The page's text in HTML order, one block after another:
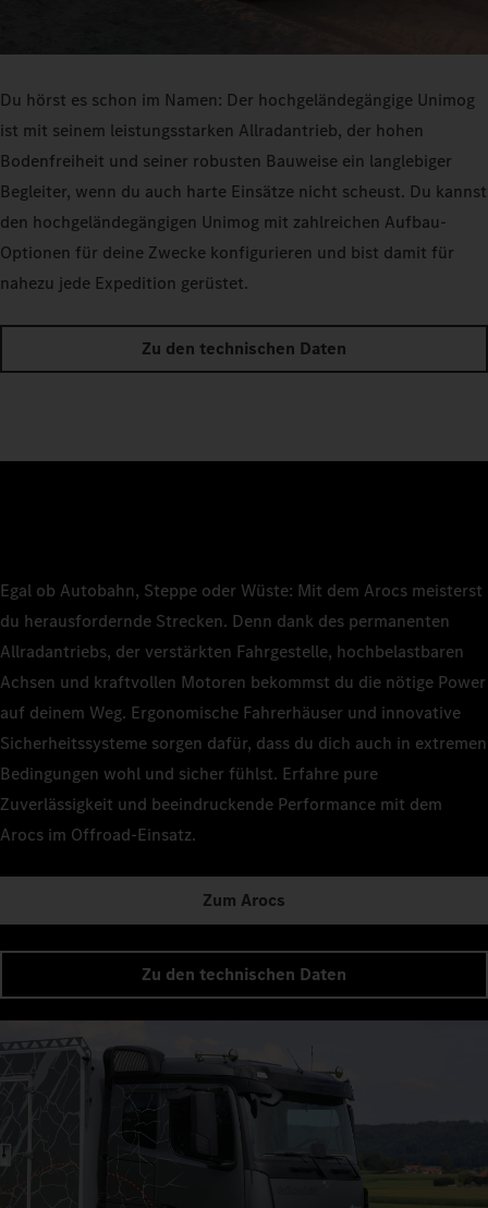
Du hörst es schon im Namen: Der hochgeländegängige Unimog
ist mit seinem leistungsstarken Allradantrieb, der hohen
Bodenfreiheit und seiner robusten Bauweise ein langlebiger
Begleiter, wenn du auch harte Einsätze nicht scheust. Du kannst
den hochgeländegängigen Unimog mit zahlreichen Aufbau-
Optionen für deine Zwecke konfigurieren und bist damit für
nahezu jede Expedition gerüstet.
Zu den technischen Daten
Egal ob Autobahn, Steppe oder Wüste: Mit dem Arocs meisterst
du herausfordernde Strecken. Denn dank des permanenten
Allradantriebs, der verstärkten Fahrgestelle, hochbelastbaren
Achsen und kraftvollen Motoren bekommst du die nötige Power
auf deinem Weg. Ergonomische Fahrerhäuser und innovative
Sicherheitssysteme sorgen dafür, dass du dich auch in extremen
Bedingungen wohl und sicher fühlst. Erfahre pure
Zuverlässigkeit und beeindruckende Performance mit dem
Arocs im Offroad-Einsatz.
Zum Arocs
Zu den technischen Daten